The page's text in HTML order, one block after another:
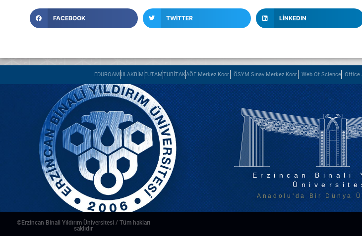
FACEBOOK TWITTER LINKEDIN
EDUROAMULAKBİM EUTAMTUBİTAKAÖF Merkez Koor. ÖSYM Sınav Merkez Koor. Web Of Science Office
Erzincan Binali
Anadolu'da Bir Dünya
©Erzincan Binali Yıldırım Üniversitesi / Tüm hakları
saklıdır